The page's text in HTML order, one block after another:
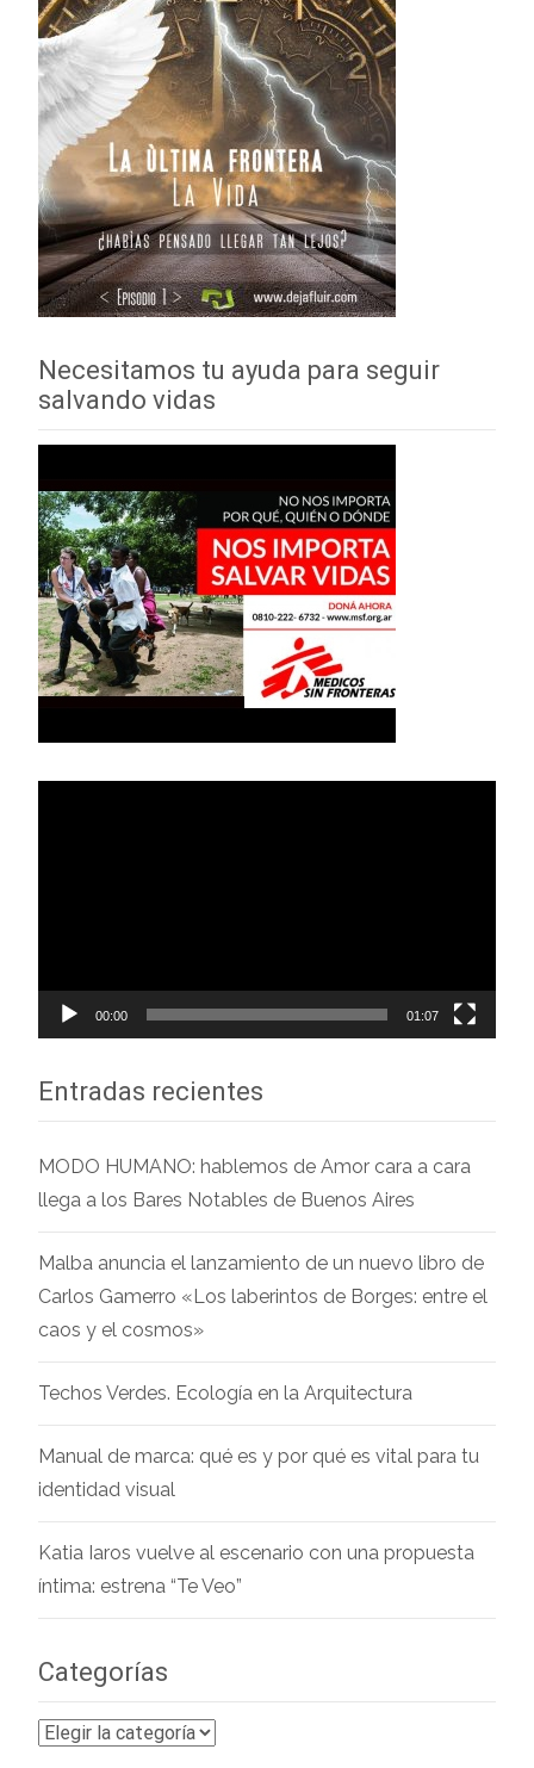
Necesitamos tu ayuda para seguir
salvando vidas
00:00 01:07
Entradas recientes
MODO HUMANO: hablemos de Amor cara a cara
llega a los Bares Notables de Buenos Aires
Malba anuncia el lanzamiento de un nuevo libro de
Carlos Gamerro «Los laberintos de Borges: entre el
caos y el cosmos»
Techos Verdes. Ecología en la Arquitectura
Manual de marca: qué es y por qué es vital para tu
identidad visual
Katia Iaros vuelve al escenario con una propuesta
íntima: estrena “Te Veo”
Categorías
Categorías